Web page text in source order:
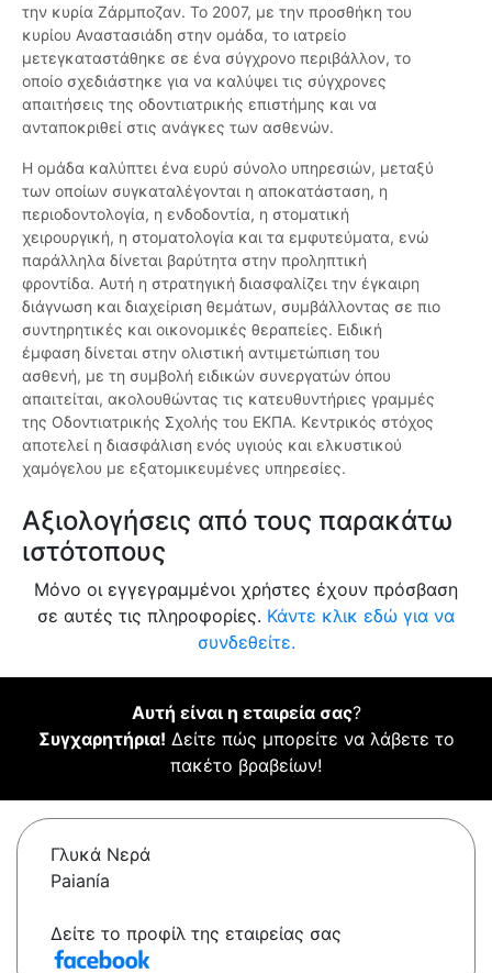
την κυρία Ζάρμποζαν. Το 2007, με την προσθήκη του
κυρίου Αναστασιάδη στην ομάδα, το ιατρείο
μετεγκαταστάθηκε σε ένα σύγχρονο περιβάλλον, το
οποίο σχεδιάστηκε για να καλύψει τις σύγχρονες
απαιτήσεις της οδοντιατρικής επιστήμης και να
ανταποκριθεί στις ανάγκες των ασθενών.
Η ομάδα καλύπτει ένα ευρύ σύνολο υπηρεσιών, μεταξύ
των οποίων συγκαταλέγονται η αποκατάσταση, η
περιοδοντολογία, η ενδοδοντία, η στοματική
χειρουργική, η στοματολογία και τα εμφυτεύματα, ενώ
παράλληλα δίνεται βαρύτητα στην προληπτική
φροντίδα. Αυτή η στρατηγική διασφαλίζει την έγκαιρη
διάγνωση και διαχείριση θεμάτων, συμβάλλοντας σε πιο
συντηρητικές και οικονομικές θεραπείες. Ειδική
έμφαση δίνεται στην ολιστική αντιμετώπιση του
ασθενή, με τη συμβολή ειδικών συνεργατών όπου
απαιτείται, ακολουθώντας τις κατευθυντήριες γραμμές
της Οδοντιατρικής Σχολής του ΕΚΠΑ. Κεντρικός στόχος
αποτελεί η διασφάλιση ενός υγιούς και ελκυστικού
χαμόγελου με εξατομικευμένες υπηρεσίες.
Αξιολογήσεις από τους παρακάτω
ιστότοπους
Μόνο οι εγγεγραμμένοι χρήστες έχουν πρόσβαση
σε αυτές τις πληροφορίες. Κάντε κλικ εδώ για να
συνδεθείτε.
Αυτή είναι η εταιρεία σας?
Συγχαρητήρια! Δείτε πώς μπορείτε να λάβετε το
πακέτο βραβείων!
Γλυκά Νερά
Paianía
Δείτε το προφίλ της εταιρείας σας